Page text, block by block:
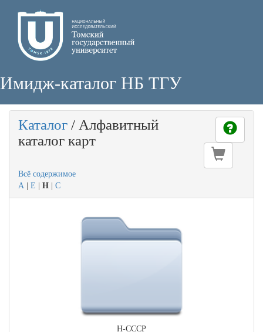
Имидж-каталог НБ ТГУ
Каталог / Алфавитный
каталог карт
Всё содержимое
А
Е Н С
Н-СССР